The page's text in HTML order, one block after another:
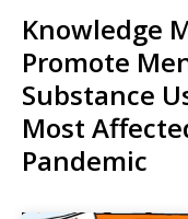
Action Kit
Contact
Online Courses
Knowledge
Promote
Substance
Most
Pandemic